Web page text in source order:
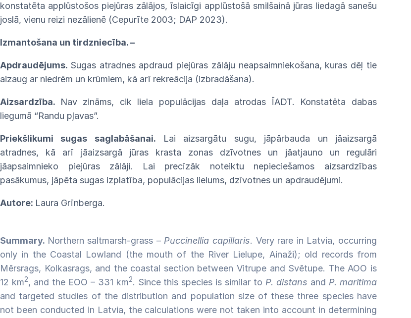
konstatēta applūstošos piejūras zālājos, īslaicīgi applūstošā smilšainā jūras liedagā sanešu
joslā, vienu reizi nezālienē (Cepurīte 2003; DAP 2023).
Izmantošana un tirdzniecība. –
Apdraudējums. Sugas atradnes apdraud piejūras zālāju neapsaimniekošana, kuras dēļ tie
aizaug ar niedrēm un krūmiem, kā arī rekreācija (izbradāšana).
Aizsardzība.
Nav zināms, cik liela populācijas daļa atrodas ĪADT. Konstatēta dabas
liegumā “Randu pļavas”.
Priekšlikumi sugas saglabāšanai. Lai aizsargātu sugu, jāpārbauda un jāaizsargā
atradnes, kā arī jāaizsargā jūras krasta zonas dzīvotnes
un jāatjauno un regulāri
jāapsaimnieko piejūras zālāji. Lai precīzāk noteiktu nepieciešamos aizsardzības
pasākumus, jāpēta sugas izplatība, populācijas lielums, dzīvotnes un apdraudējumi.
Autore: Laura Grīnberga.
Summary. Northern saltmarsh-grass – Puccinellia capillaris. Very rare in Latvia, occurring
only in the Coastal Lowland (the mouth of the River Lielupe, Ainaži); old records from
Mērsrags, Kolkasrags, and the coastal section between Vitrupe and Svētupe. The AOO is
12 km2, and the EOO – 331 km2. Since this species is similar to P. distans and P. maritima
and targeted studies of the distribution and population size of these three species have
not been conducted in Latvia, the calculations were not taken into account in determining